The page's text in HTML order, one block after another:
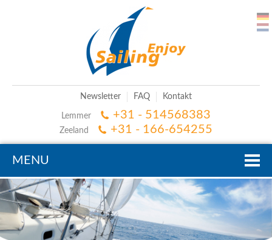
Newsletter FAQ Kontakt
Lemmer +31 - 514568383
Zeeland +31 - 166-654255
MENU